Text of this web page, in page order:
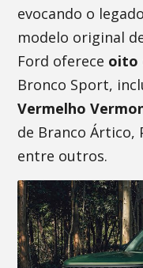
evocando o
modelo original
Ford oferece oito
Bronco Sport,
Vermelho
de Branco Ártico,
entre outros.